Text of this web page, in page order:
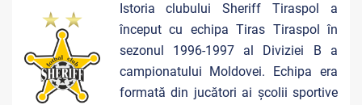
Istoria clubului Sheriff Tiraspol a
început cu echipa Tiras Tiraspol în
sezonul 1996-1997 al Diviziei B a
campionatului Moldovei. Echipa era
formată din jucători ai școlii sportive